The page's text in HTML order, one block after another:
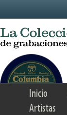
Inicio
Artistas